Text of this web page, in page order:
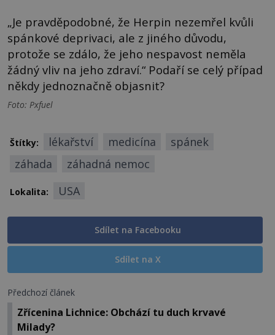
„Je pravděpodobné, že Herpin nezemřel kvůli
spánkové deprivaci, ale z jiného důvodu,
protože se zdálo, že jeho nespavost neměla
žádný vliv na jeho zdraví.“ Podaří se celý případ
někdy jednoznačně objasnit?
Foto: Pxfuel
Štítky: lékařství medicína
spánek
záhada
záhadná nemoc
Lokalita: USA
Sdílet na Facebooku
Sdílet na X
Předchozí článek
Zřícenina Lichnice: Obchází tu duch krvavé
Milady?